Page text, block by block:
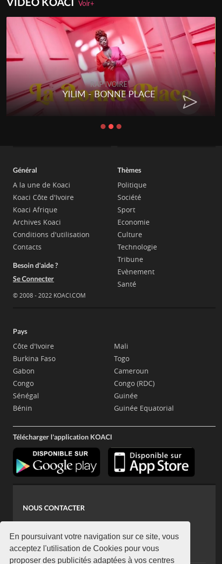
En poursuivant votre navigation sur ce site, vous
acceptez l'utilisation de Cookies pour vous
proposer des publicités adaptées à vos centres
Voir+
RAP IVOIRE
YILIM - BONNE PLACE
Général
A la une de Koaci
Koaci Côte d'Ivoire
Koaci Afrique
Archives Koaci
Conditions d'utilisation
Contacts
Besoin d'aide ?
Se Connecter
© 2008 - 2022 KOACI.COM
Thèmes
Politique
Société
Sport
Economie
Culture
Technologie
Tribune
Evènement
Santé
Pays
Côte d'Ivoire
Burkina Faso
Gabon
Congo
Sénégal
Bénin
Mali
Togo
Cameroun
Congo (RDC)
Guinée
Guinée Equatorial
Télécharger l'application KOACI
NOUS CONTACTER
koaci@yahoo.fr
+225 07 08 85 52 93